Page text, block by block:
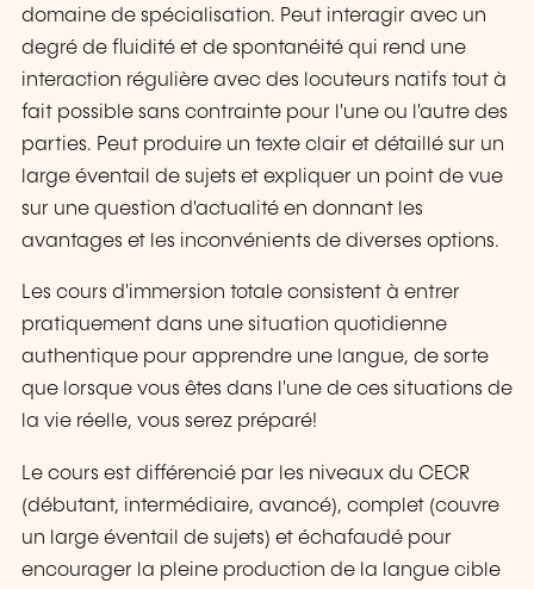
domaine de spécialisation. Peut interagir avec un
degré de fluidité et de spontanéité qui rend une
interaction régulière avec des locuteurs natifs tout à
fait possible sans contrainte pour l'une ou l'autre des
parties. Peut produire un texte clair et détaillé sur un
large éventail de sujets et expliquer un point de vue
sur une question d'actualité en donnant les
avantages et les inconvénients de diverses options.
Les cours d'immersion totale consistent à entrer
pratiquement dans une situation quotidienne
authentique pour apprendre une langue, de sorte
que lorsque vous êtes dans l'une de ces situations de
la vie réelle, vous serez préparé!
Le cours est différencié par les niveaux du CECR
(débutant, intermédiaire, avancé), complet (couvre
un large éventail de sujets) et échafaudé pour
encourager la pleine production de la langue cible